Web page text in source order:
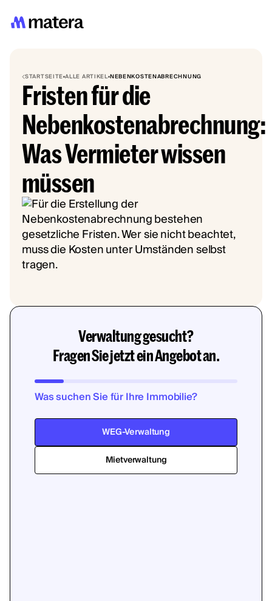
STARTSEITEALLE ARTIKELNEBENKOSTENABRECHNUNG
Fristen für die
Nebenkostenabrechnung:
Was Vermieter wissen
müssen
Verwaltung gesucht?
Fragen Sie jetzt ein Angebot an.
Was suchen Sie für Ihre Immobilie?
WEG-Verwaltung
Mietverwaltung